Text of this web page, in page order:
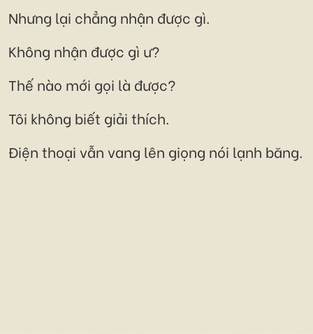
Nhưng lại chẳng nhận được gì.
Không nhận được gì ư?
Thế nào mới gọi là được?
Tôi không biết giải thích.
Điện thoại vẫn vang lên giọng nói lạnh băng.